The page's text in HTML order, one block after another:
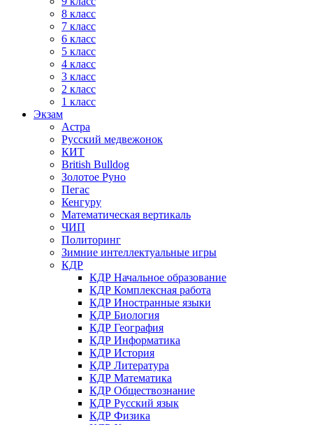
8 класс
7 класс
6 класс
5 класс
4 класс
3 класс
2 класс
1 класс
Экзам
Астра
Русский медвежонок
КИТ
British Bulldog
Золотое Руно
Пегас
Кенгуру
Математическая вертикаль
ЧИП
Политоринг
Зимние интеллектуальные игры
КДР
КДР Начальное образование
КДР Комплексная работа
КДР Иностранные языки
КДР Биология
КДР География
КДР Информатика
КДР История
КДР Литература
КДР Математика
КДР Обществознание
КДР Русский язык
КДР Физика